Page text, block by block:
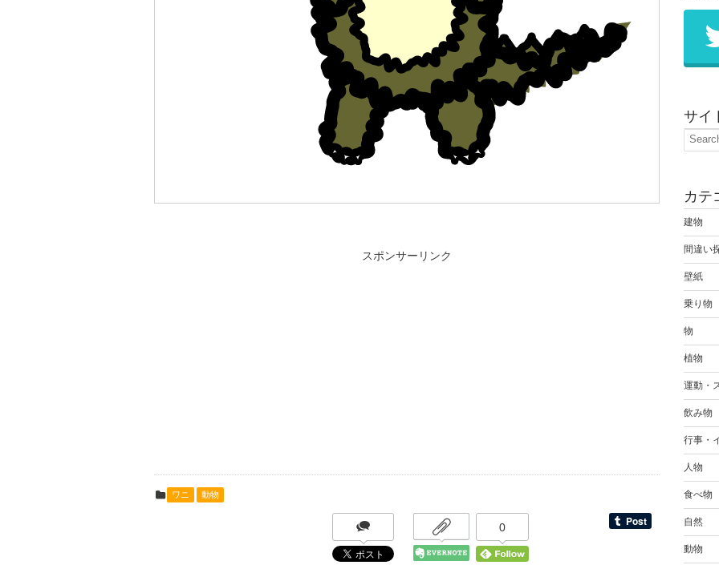
スポンサーリンク
ワニ 動物
0
サイ
カテ
建物
間違い
壁紙
乗り物
物
植物
運動・
飲み物
行事・
人物
食べ物
自然
動物